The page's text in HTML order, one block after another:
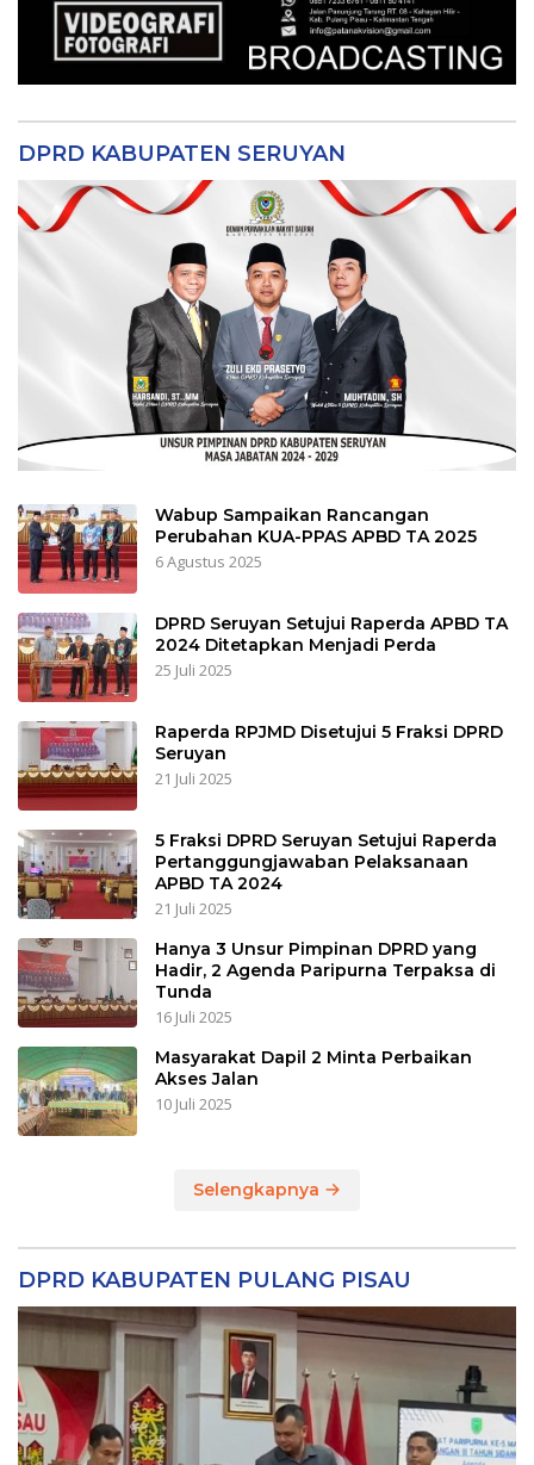
DPRD KABUPATEN SERUYAN
Wabup Sampaikan Rancangan
Perubahan KUA-PPAS APBD TA 2025
6 Agustus 2025
DPRD Seruyan Setujui Raperda APBD TA
2024 Ditetapkan Menjadi Perda
25 Juli 2025
Raperda RPJMD Disetujui 5 Fraksi DPRD
Seruyan
21 Juli 2025
5 Fraksi DPRD Seruyan Setujui Raperda
Pertanggungjawaban Pelaksanaan
APBD TA 2024
21 Juli 2025
Hanya 3 Unsur Pimpinan DPRD yang
Hadir, 2 Agenda Paripurna Terpaksa di
Tunda
16 Juli 2025
Masyarakat Dapil 2 Minta Perbaikan
Akses Jalan
10 Juli 2025
Selengkapnya
DPRD KABUPATEN PULANG PISAU